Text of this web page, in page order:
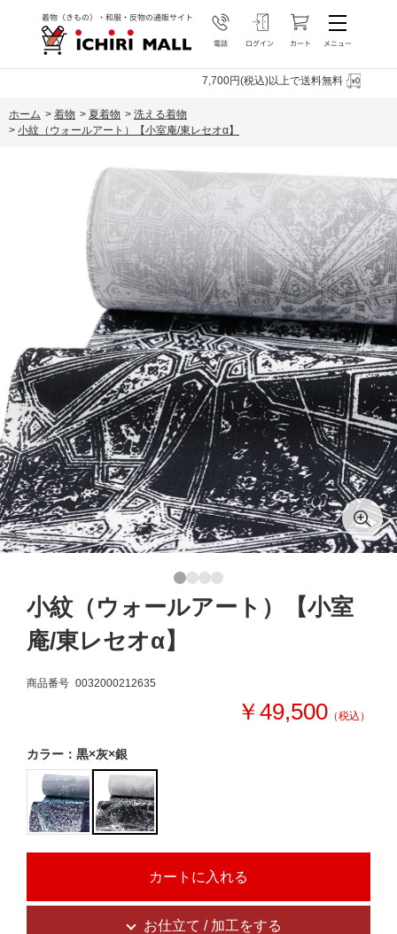
7,700円(税込)以上で送料無料
ホーム > 着物 > 夏着物 > 洗える着物
> 小紋（ウォールアート）【小室庵/東レセオα】
小紋（ウォールアート）【小室
庵/東レセオα】
商品番号 0032000212635
￥49,500 （税込）
カラー：黒×灰×銀
お仕立て / 加工をする